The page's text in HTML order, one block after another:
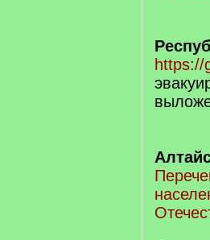
https://